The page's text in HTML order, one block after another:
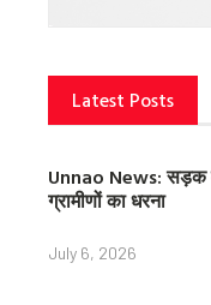
Latest Posts
Unnao News: सड़क
ग्रामीणों का धरना
July 6, 2026